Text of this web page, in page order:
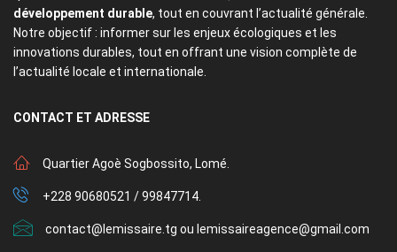
développement durable, tout en couvrant l’actualité générale.
Notre objectif : informer sur les enjeux écologiques et les
innovations durables, tout en offrant une vision complète de
l’actualité locale et internationale.
CONTACT ET ADRESSE
Quartier Agoè Sogbossito, Lomé.
+228 90680521 / 99847714.
contact@lemissaire.tg ou lemissaireagence@gmail.com